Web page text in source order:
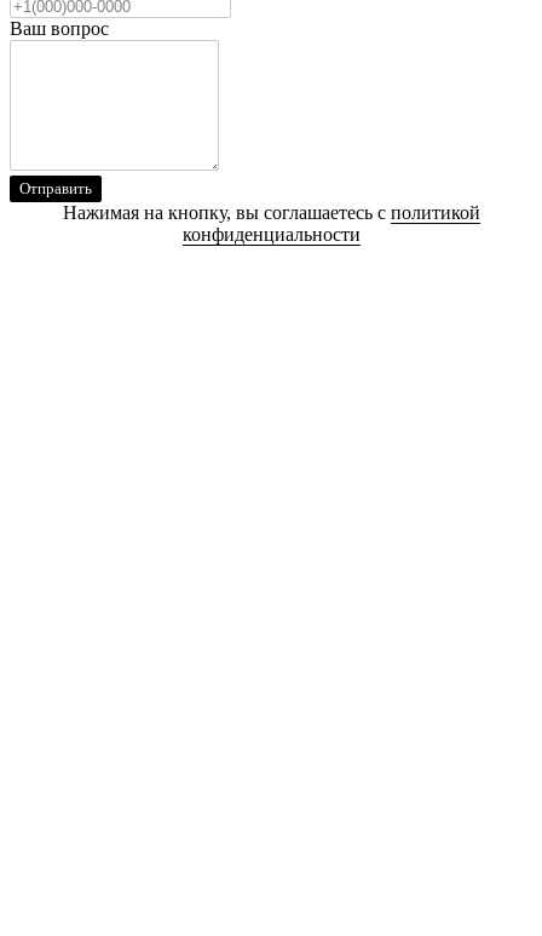
Ваш вопрос
Отправить
Нажимая на кнопку, вы соглашаетесь с политикой
конфиденциальности